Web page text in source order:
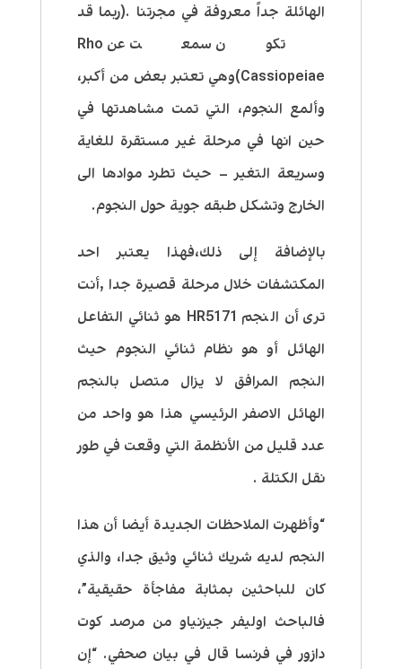
الهائلة جداً معروفة في مجرتنا .(ربما قد
تكون سمعت عن Rho
Cassiopeiae)وهي تعتبر بعض من أكبر،
وألمع النجوم، التي تمت مشاهدتها في
حين انها في مرحلة غير مستقرة للغاية
وسريعة التغير – حيث تطرد موادها الى
الخارج وتشكل طبقه جوية حول النجوم.
بالإضافة إلى ذلك،فهذا يعتبر احد
المكتشفات خلال مرحلة قصيرة جدا ,أنت
ترى أن النجم HR5171 هو ثنائي التفاعل
الهائل أو هو نظام ثنائي النجوم حيث
النجم المرافق لا يزال متصل بالنجم
الهائل الاصفر الرئيسي هذا هو واحد من
عدد قليل من الأنظمة التي وقعت في طور
نقل الكتلة .
“وأظهرت الملاحظات الجديدة أيضا أن هذا
النجم لديه شريك ثنائي وثيق جدا، والذي
كان للباحثين بمثابة مفاجأة حقيقية”،
فالباحث اوليفر جيزنياو من مرصد كوت
دازور في فرنسا قال في بيان صحفي. “إن